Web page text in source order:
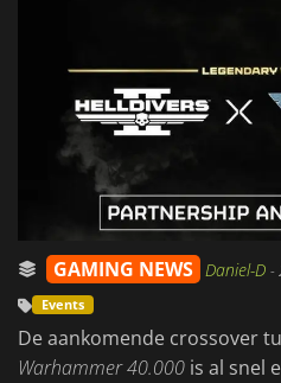
GAMING NEWS Daniel-D -
Events
De aankomende crossover
Warhammer 40.000 is al snel